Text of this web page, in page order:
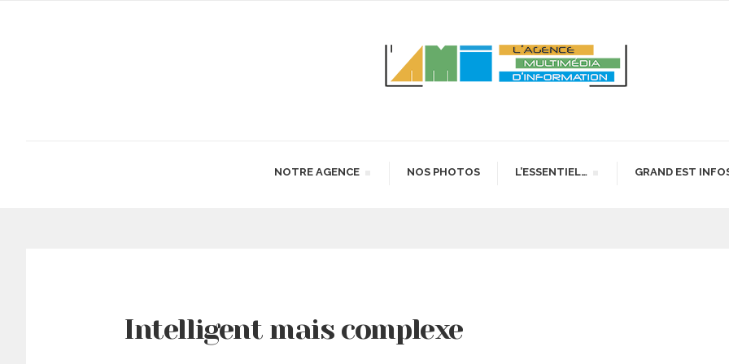
NOTRE AGENCE NOS PHOTOS L’ESSENTIEL… GRAND EST
Intelligent mais complexe